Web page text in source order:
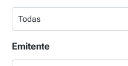
Emitente